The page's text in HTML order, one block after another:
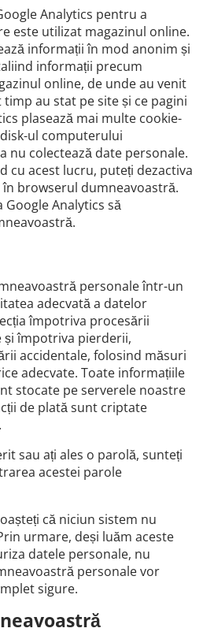
Analytics pentru a
este utilizat magazinul online.
informații în mod anonim și
informații precum
online, de unde au venit
au stat pe site și ce pagini
plasează mai multe cookie-
ul computerului
nu colectează date personale.
cu acest lucru, puteți dezactiva
browserul dumneavoastră.
Analytics să
personale într-un
adecvată a datelor
împotriva procesării
și împotriva pierderii,
accidentale, folosind măsuri
adecvate. Toate informațiile
stocate pe serverele noastre
de plată sunt criptate
sau ați ales o parolă, sunteți
acestei parole
că niciun sistem nu
urmare, deși luăm aceste
datele personale, nu
personale vor
sigure.